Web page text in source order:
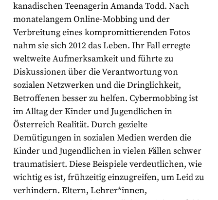
kanadischen Teenagerin Amanda Todd. Nach
monatelangem Online-Mobbing und der
Verbreitung eines kompromittierenden Fotos
nahm sie sich 2012 das Leben. Ihr Fall erregte
weltweite Aufmerksamkeit und führte zu
Diskussionen über die Verantwortung von
sozialen Netzwerken und die Dringlichkeit,
Betroffenen besser zu helfen. Cybermobbing ist
im Alltag der Kinder und Jugendlichen in
Österreich Realität. Durch gezielte
Demütigungen in sozialen Medien werden die
Kinder und Jugendlichen in vielen Fällen schwer
traumatisiert. Diese Beispiele verdeutlichen, wie
wichtig es ist, frühzeitig einzugreifen, um Leid zu
verhindern. Eltern, Lehrer*innen,